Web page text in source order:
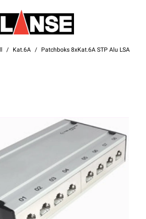
Kat.6A Patchboks 8xKat.6A STP Alu LSA